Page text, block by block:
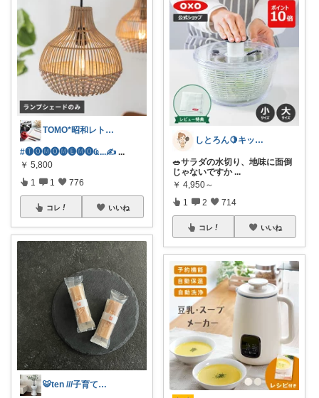
TOMO*昭和レトロ 📷🍎
#🅣🅞︎🅜🅞︎🅜🅔︎🅜🅞︎︎︎︎Ҩ...✍ ...
￥ 5,800
1 1 776
コレ いいね
🐯ten ///子育て暮らしの愛用品
しとろん🍋キッチンと暮らしの愛用品
🥗サラダの水切り、地味に面倒
じゃないですか ...
￥ 4,950～
1 2 714
コレ いいね